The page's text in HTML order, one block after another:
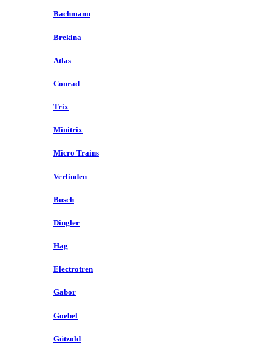
Bachmann
Brekina
Atlas
Conrad
Trix
Minitrix
Micro Trains
Verlinden
Busch
Dingler
Hag
Electrotren
Gabor
Goebel
Gützold